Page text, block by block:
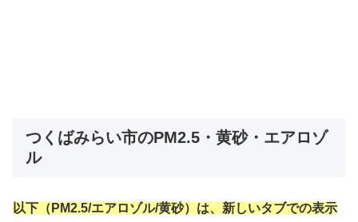
つくばみらい市のPM2.5・黄砂・エアロゾ
ル
以下（PM2.5/エアロゾル/黄砂）は、新しいタブでの表示